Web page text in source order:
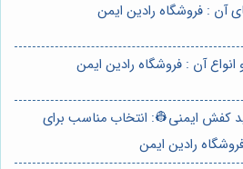
آن : فروشگاه رادین ایمن
انواع آن : فروشگاه رادین ایمن
کفش ایمنی👷: انتخاب مناسب برای
رادین ایمن